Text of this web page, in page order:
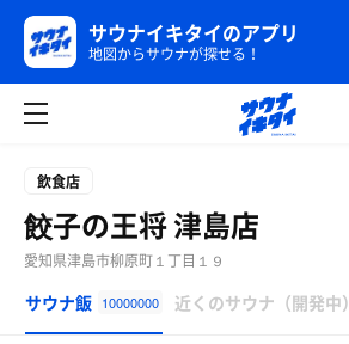
サウナイキタイのアプリ
地図からサウナが探せる！
飲食店
餃子の王将 津島店
愛知県津島市柳原町１丁目１９
サウナ飯 10000000 近くのサウナ（開発中）